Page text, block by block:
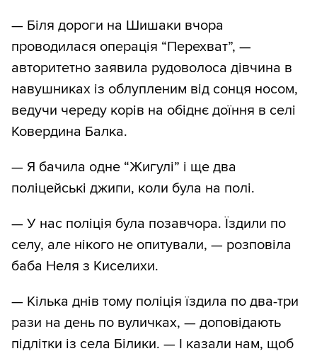
— Біля дороги на Шишаки вчора
проводилася операція “Перехват”, —
авторитетно заявила рудоволоса дівчина в
навушниках із облупленим від сонця носом,
ведучи череду корів на обіднє доїння в селі
Ковердина Балка.
— Я бачила одне “Жигулі” і ще два
поліцейські джипи, коли була на полі.
— У нас поліція була позавчора. Їздили по
селу, але нікого не опитували, — розповіла
баба Неля з Киселихи.
— Кілька днів тому поліція їздила по два-три
рази на день по вуличках, — доповідають
підлітки із села Білики. — І казали нам, щоб